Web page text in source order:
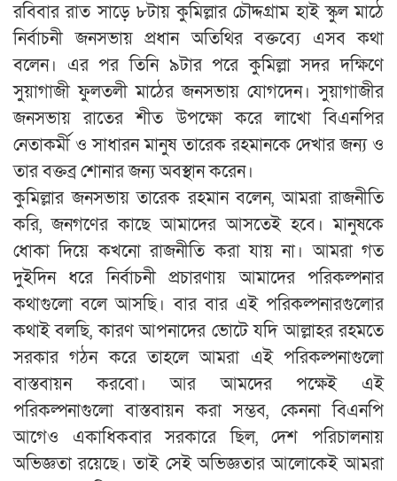
রবিবার রাত সাড়ে ৮টায় কুমিল্লার চৌদ্দগ্রাম হাই স্কুল মাঠে
নির্বাচনী জনসভায় প্রধান অতিথির বক্তব্যে এসব কথা
বলেন। এর পর তিনি ৯টার পরে কুমিল্লা সদর দক্ষিণে
সুয়াগাজী ফুলতলী মাঠের জনসভায় যোগদেন। সুয়াগাজীর
জনসভায় রাতের শীত উপক্ষো করে লাখো বিএনপির
নেতাকর্মী ও সাধারন মানুষ তারেক রহমানকে দেখার জন্য ও
তার বক্তব্র শোনার জন্য অবস্থান করেন।
কুমিল্লার জনসভায় তারেক রহমান বলেন, আমরা রাজনীতি
করি, জনগণের কাছে আমাদের আসতেই হবে। মানুষকে
ধোকা দিয়ে কখনো রাজনীতি করা যায় না। আমরা গত
দুইদিন ধরে নির্বাচনী প্রচারণায় আমাদের পরিকল্পনার
কথাগুলো বলে আসছি। বার বার এই পরিকল্পনারগুলোর
কথাই বলছি, কারণ আপনাদের ভোটে যদি আল্লাহর রহমতে
সরকার গঠন করে তাহলে আমরা এই পরিকল্পনাগুলো
বাস্তবায়ন করবো। আর আমদের পক্ষেই এই
পরিকল্পনাগুলো বাস্তবায়ন করা সম্ভব, কেননা বিএনপি
আগেও একাধিকবার সরকারে ছিল, দেশ পরিচালনায়
অভিজ্ঞতা রয়েছে। তাই সেই অভিজ্ঞতার আলোকেই আমরা